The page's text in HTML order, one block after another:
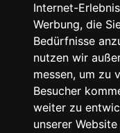
Internet-
Werbung, die
Bedürfnisse
nutzen wir
messen, um zu
Besucher
weiter zu
unserer